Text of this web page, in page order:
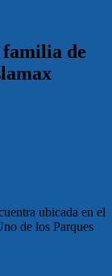
de
ubicada en el
de los Parques